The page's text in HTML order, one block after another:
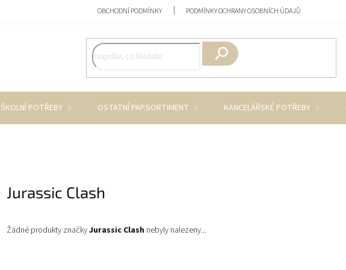
OBCHODNÍ PODMÍNKY PODMÍNKY OCHRANY OSOBNÍCH ÚDAJŮ
ŠKOLNÍ POTŘEBY OSTATNÍ PAP.SORTIMENT KANCELÁŘSKÉ POTŘEBY
Jurassic Clash
Žádné produkty značkyJurassic Clash nebyly nalezeny...